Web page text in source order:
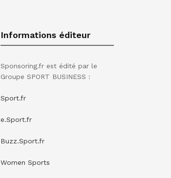
Informations éditeur
Sponsoring.fr est édité par le
Groupe SPORT BUSINESS :
Sport.fr
e.Sport.fr
Buzz.Sport.fr
Women Sports